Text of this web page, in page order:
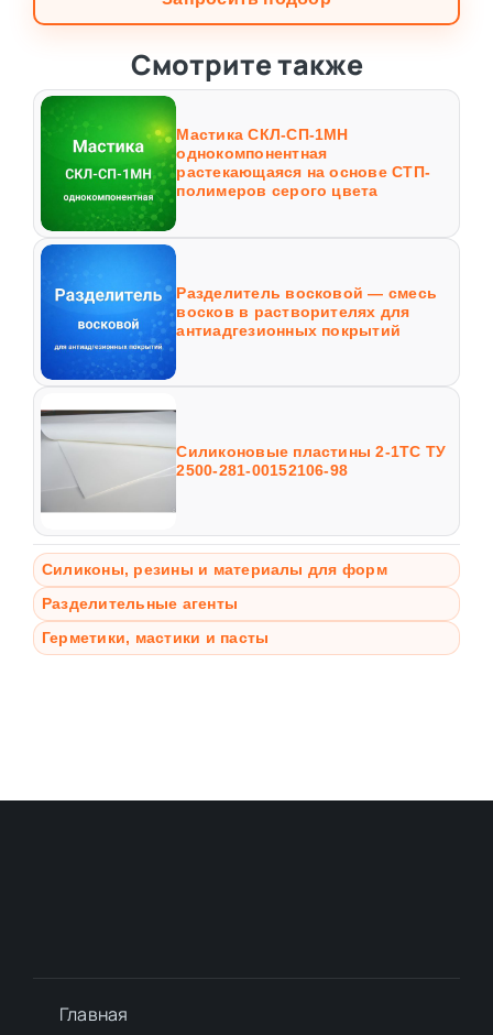
Смотрите также
Мастика СКЛ-СП-1МН
однокомпонентная
растекающаяся на основе СТП-
полимеров серого цвета
Разделитель восковой — смесь
восков в растворителях для
антиадгезионных покрытий
Силиконовые пластины 2-1ТС ТУ
2500-281-00152106-98
Силиконы, резины и материалы для форм
Разделительные агенты
Герметики, мастики и пасты
Главная